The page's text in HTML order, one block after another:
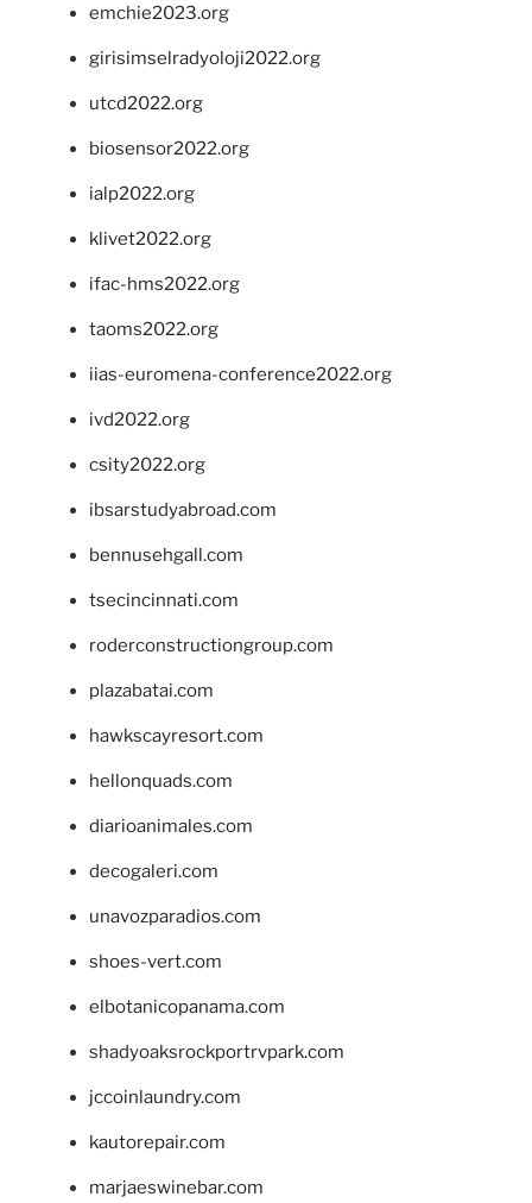
emchie2023.org
girisimselradyoloji2022.org
utcd2022.org
biosensor2022.org
ialp2022.org
klivet2022.org
ifac-hms2022.org
taoms2022.org
iias-euromena-conference2022.org
ivd2022.org
csity2022.org
ibsarstudyabroad.com
bennusehgall.com
tsecincinnati.com
roderconstructiongroup.com
plazabatai.com
hawkscayresort.com
hellonquads.com
diarioanimales.com
decogaleri.com
unavozparadios.com
shoes-vert.com
elbotanicopanama.com
shadyoaksrockportrvpark.com
jccoinlaundry.com
kautorepair.com
marjaeswinebar.com